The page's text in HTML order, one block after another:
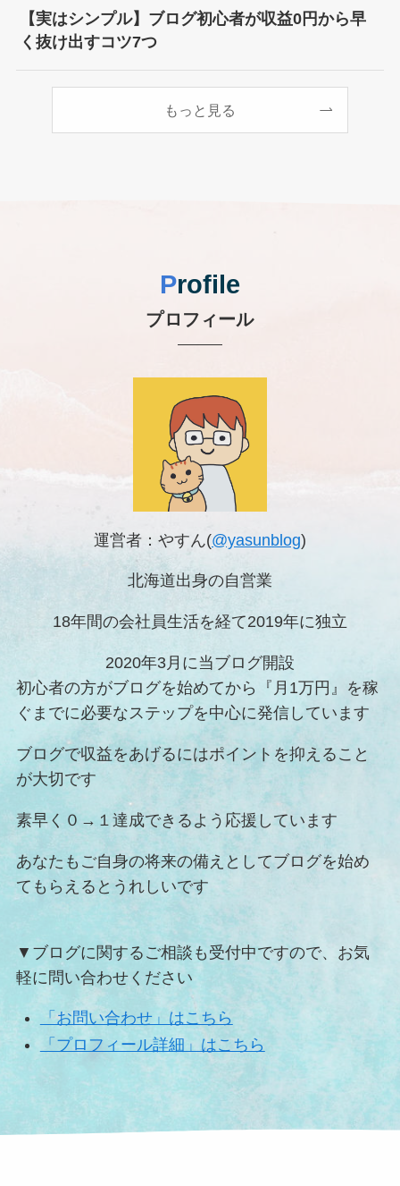
【実はシンプル】ブログ初心者が収益0円から早
く抜け出すコツ7つ
もっと見る
Profile
プロフィール
運営者：やすん(@yasunblog)
北海道出身の自営業
18年間の会社員生活を経て2019年に独立
2020年3月に当ブログ開設
初心者の方がブログを始めてから『月1万円』を稼
ぐまでに必要なステップを中心に発信しています
ブログで収益をあげるにはポイントを抑えること
が大切です
素早く０→１達成できるよう応援しています
あなたもご自身の将来の備えとしてブログを始め
てもらえるとうれしいです
▼ブログに関するご相談も受付中ですので、お気
軽に問い合わせください
「お問い合わせ」はこちら
「プロフィール詳細」はこちら